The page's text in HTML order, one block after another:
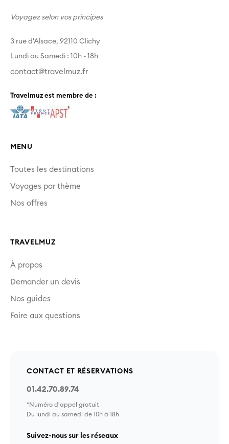
Voyagez selon vos principes
3 rue d'Alsace, 92110 Clichy
Lundi au Samedi : 10h - 18h
contact@travelmuz.fr
Travelmuz est membre de :
MENU
Toutes les destinations
Voyages par thème
Nos offres
TRAVELMUZ
À propos
Demander un devis
Nos guides
Foire aux questions
CONTACT ET RÉSERVATIONS
01.42.70.89.74
*Numéro d'appel gratuit
Du lundi au samedi de 10h à 18h
Suivez-nous sur les réseaux